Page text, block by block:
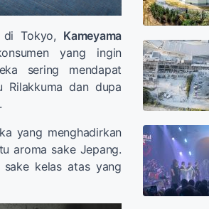
Tokyo, Kameyama
yang ingin
sering mendapat
Rilakkuma dan dupa
yang menghadirkan
aroma sake Jepang.
kelas atas yang